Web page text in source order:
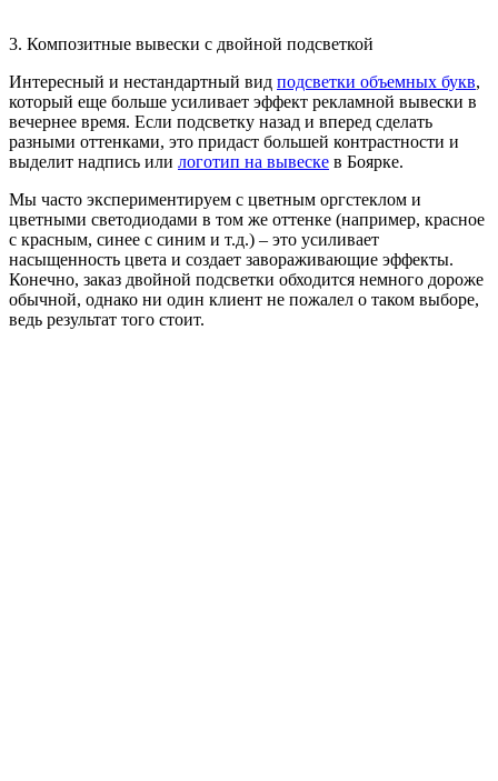
3. Композитные вывески с двойной подсветкой
Интересный и нестандартный вид подсветки объемных букв,
который еще больше усиливает эффект рекламной вывески в
вечернее время. Если подсветку назад и вперед сделать
разными оттенками, это придаст большей контрастности и
выделит надпись или логотип на вывеске в Боярке.
Мы часто экспериментируем с цветным оргстеклом и
цветными светодиодами в том же оттенке (например, красное
с красным, синее с синим и т.д.) – это усиливает
насыщенность цвета и создает завораживающие эффекты.
Конечно, заказ двойной подсветки обходится немного дороже
обычной, однако ни один клиент не пожалел о таком выборе,
ведь результат того стоит.